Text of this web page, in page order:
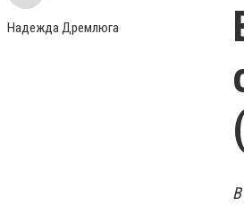
Надежда Дремлюга